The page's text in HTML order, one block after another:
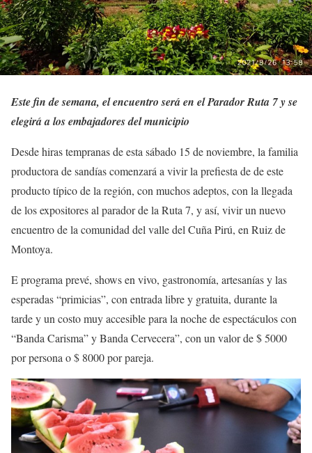
Este fin de semana, el encuentro será en el Parador Ruta 7 y se
elegirá a los embajadores del municipio
Desde hiras tempranas de esta sábado 15 de noviembre, la familia
productora de sandías comenzará a vivir la prefiesta de de este
producto típico de la región, con muchos adeptos, con la llegada
de los expositores al parador de la Ruta 7, y así, vivir un nuevo
encuentro de la comunidad del valle del Cuña Pirú, en Ruiz de
Montoya.
E programa prevé, shows en vivo, gastronomía, artesanías y las
esperadas “primicias”, con entrada libre y gratuita, durante la
tarde y un costo muy accesible para la noche de espectáculos con
“Banda Carisma” y Banda Cervecera”, con un valor de $ 5000
por persona o $ 8000 por pareja.